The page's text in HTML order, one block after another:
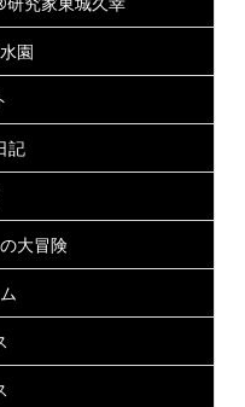
園
記
大冒険